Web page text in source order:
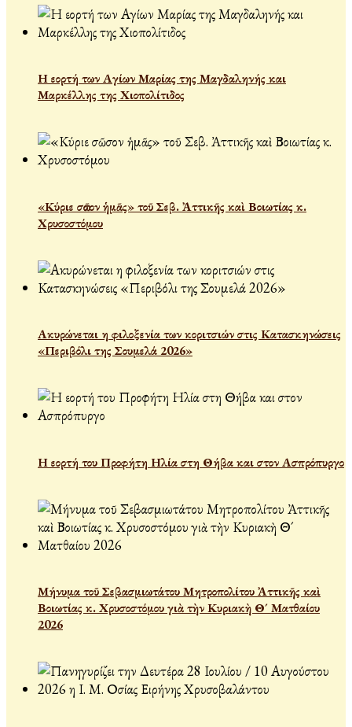
Η εορτή των Αγίων Μαρίας της Μαγδαληνής και
Μαρκέλλης της Χιοπολίτιδος
«Κύριε σῶσον ἡμᾶς» τοῦ Σεβ. Ἀττικῆς καὶ Βοιωτίας κ.
Χρυσοστόμου
Ακυρώνεται η φιλοξενία των κοριτσιών στις Κατασκηνώσεις
«Περιβόλι της Σουμελά 2026»
Η εορτή του Προφήτη Ηλία στη Θήβα και στον Ασπρόπυργο
Μήνυμα τοῦ Σεβασμιωτάτου Μητροπολίτου Ἀττικῆς καὶ
Βοιωτίας κ. Χρυσοστόμου γιὰ τὴν Κυριακὴ Θ´ Ματθαίου
2026